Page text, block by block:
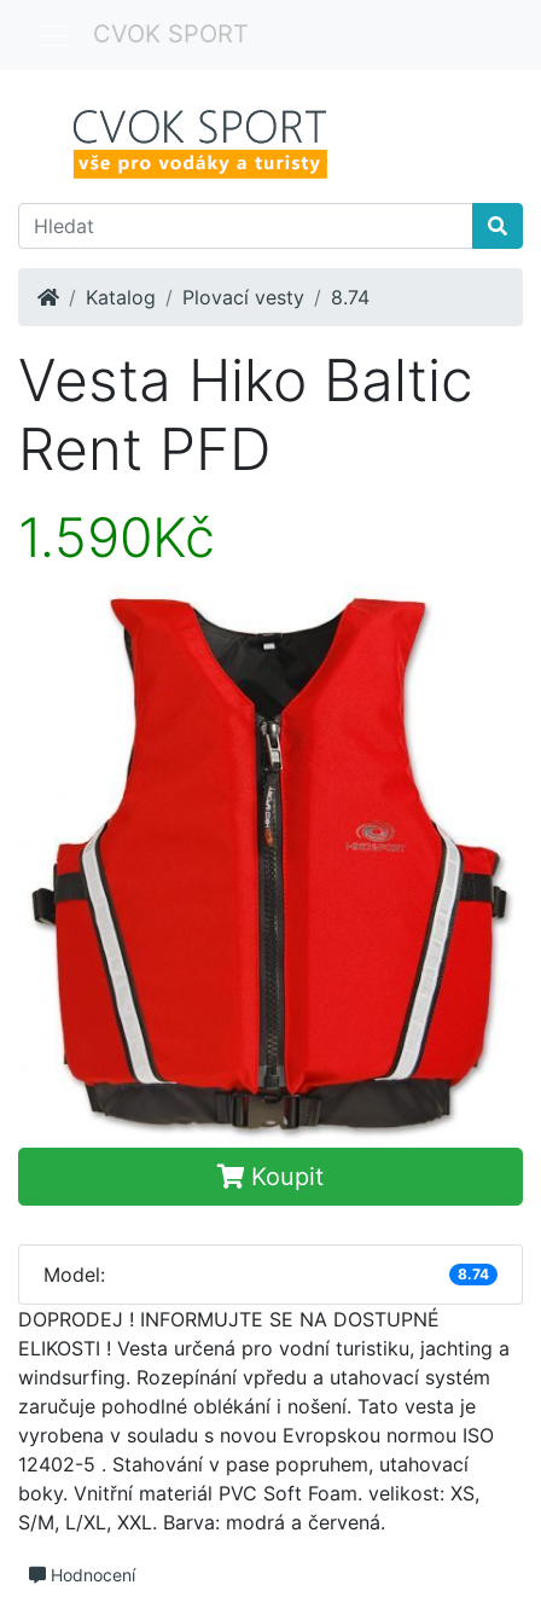
CVOK SPORT
HomeKatalog Plovací vesty 8.74
Vesta Hiko Baltic
Rent PFD
1.590Kč
Koupit
Model: 8.74
DOPRODEJ ! INFORMUJTE SE NA DOSTUPNÉ
ELIKOSTI ! Vesta určená pro vodní turistiku, jachting a
windsurfing. Rozepínání vpředu a utahovací systém
zaručuje pohodlné oblékání i nošení. Tato vesta je
vyrobena v souladu s novou Evropskou normou ISO
12402-5 . Stahování v pase popruhem, utahovací
boky. Vnitřní materiál PVC Soft Foam. velikost: XS,
S/M, L/XL, XXL. Barva: modrá a červená.
Hodnocení